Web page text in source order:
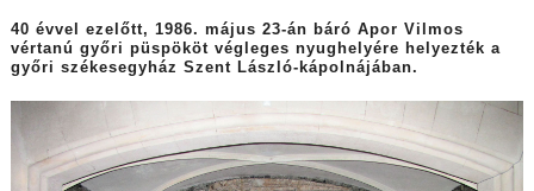
40 évvel ezelőtt, 1986. május 23-án báró Apor Vilmos
vértanú győri püspököt végleges nyughelyére helyezték a
győri székesegyház Szent László-kápolnájában.